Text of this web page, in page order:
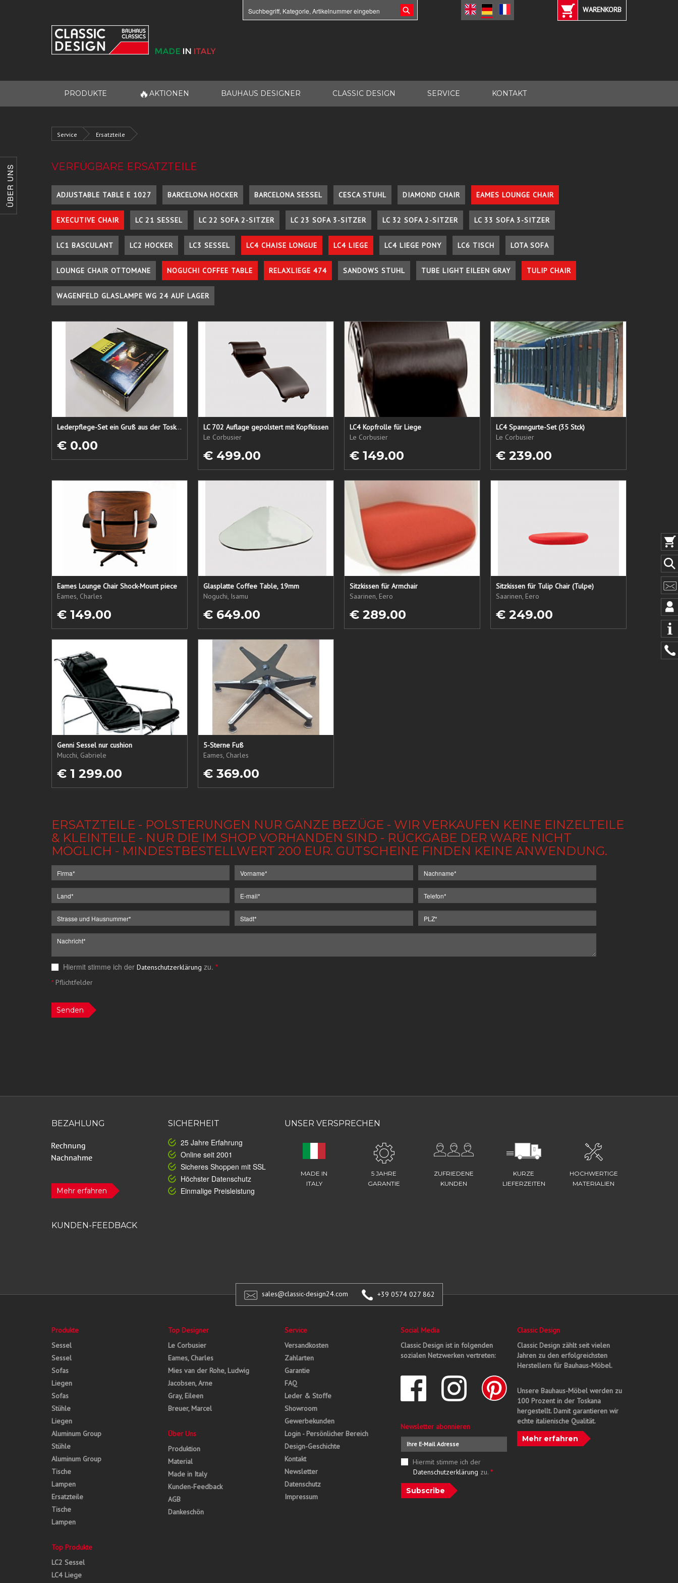
ÜBER UNS
WARENKORB
PRODUKTE 🔥 AKTIONEN BAUHAUS DESIGNER CLASSIC DESIGN SERVICE KONTAKT
Service Ersatzteile
VERFÜGBARE ERSATZTEILE
ADJUSTABLE TABLE E 1027 BARCELONA HOCKER BARCELONA SESSEL CESCA STUHL DIAMOND CHAIR EAMES LOUNGE CHAIR
EXECUTIVE CHAIR LC 21 SESSEL LC 22 SOFA 2-SITZER LC 23 SOFA 3-SITZER LC 32 SOFA 2-SITZER LC 33 SOFA 3-SITZER
LC1 BASCULANT LC2 HOCKER LC3 SESSEL LC4 CHAISE LONGUE LC4 LIEGE LC4 LIEGE PONY LC6 TISCH LOTA SOFA
LOUNGE CHAIR OTTOMANE NOGUCHI COFFEE TABLE RELAXLIEGE 474 SANDOWS STUHL TUBE LIGHT EILEEN GRAY TULIP CHAIR
WAGENFELD GLASLAMPE WG 24 AUF LAGER
Lederpflege-Set ein Gruß aus der Toskana...
€ 0.00
LC 702 Auflage gepolstert mit Kopfkissen
Le Corbusier
€ 499.00
LC4 Kopfrolle für Liege
Le Corbusier
€ 149.00
LC4 Spanngurte-Set (35 Stck)
Le Corbusier
€ 239.00
Eames Lounge Chair Shock-Mount piece
Eames, Charles
€ 149.00
Glasplatte Coffee Table, 19mm
Noguchi, Isamu
€ 649.00
Sitzkissen für Armchair
Saarinen, Eero
€ 289.00
Sitzkissen für Tulip Chair (Tulpe)
Saarinen, Eero
€ 249.00
Genni Sessel nur cushion
Mucchi, Gabriele
€ 1 299.00
5-Sterne Fuß
Eames, Charles
€ 369.00
ERSATZTEILE - POLSTERUNGEN NUR GANZE BEZÜGE - WIR VERKAUFEN KEINE EINZELTEILE
& KLEINTEILE - NUR DIE IM SHOP VORHANDEN SIND - RÜCKGABE DER WARE NICHT
MÖGLICH - MINDESTBESTELLWERT 200 EUR. GUTSCHEINE FINDEN KEINE ANWENDUNG.
Hiermit stimme ich der Datenschutzerklärung zu. *
*Pflichtfelder
Senden
BEZAHLUNG
Mehr erfahren
SICHERHEIT
25 Jahre Erfahrung
Online seit 2001
Sicheres Shoppen mit SSL
Höchster Datenschutz
Einmalige Preisleistung
UNSER VERSPRECHEN
MADE IN
ITALY
5 JAHRE
GARANTIE
ZUFRIEDENE
KUNDEN
KURZE
LIEFERZEITEN
HOCHWERTIGE
MATERIALIEN
KUNDEN-FEEDBACK
sales@classic-design24.com +39 0574 027 862
Produkte
Sessel
Sessel
Sofas
Liegen
Sofas
Stühle
Liegen
Aluminum Group
Stühle
Aluminum Group
Tische
Lampen
Ersatzteile
Tische
Lampen
Top Produkte
LC2 Sessel
LC4 Liege
Top Designer
Le Corbusier
Eames, Charles
Mies van der Rohe, Ludwig
Jacobsen, Arne
Gray, Eileen
Breuer, Marcel
Über Uns
Produktion
Material
Made in Italy
Kunden-Feedback
AGB
Dankeschön
Service
Versandkosten
Zahlarten
Garantie
FAQ
Leder & Stoffe
Showroom
Gewerbekunden
Login - Persönlicher Bereich
Design-Geschichte
Kontakt
Newsletter
Datenschutz
Impressum
Social Media
Classic Design ist in folgenden
sozialen Netzwerken vertreten:
Newsletter abonnieren
Hiermit stimme ich der
Datenschutzerklärung zu. *
Subscribe
Classic Design
Classic Design zählt seit vielen
Jahren zu den erfolgreichsten
Herstellern für Bauhaus-Möbel.
Unsere Bauhaus-Möbel werden zu
100 Prozent in der Toskana
hergestellt. Damit garantieren wir
echte italienische Qualität.
Mehr erfahren